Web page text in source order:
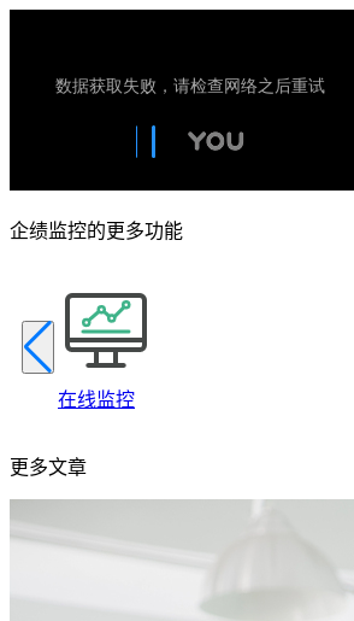
企绩监控的更多功能
在线监控
更多文章